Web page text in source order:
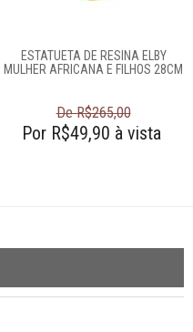
ESTATUETA DE RESINA ELBY
MULHER AFRICANA E FILHOS 28CM
De R$265,00
Por R$49,90 à vista